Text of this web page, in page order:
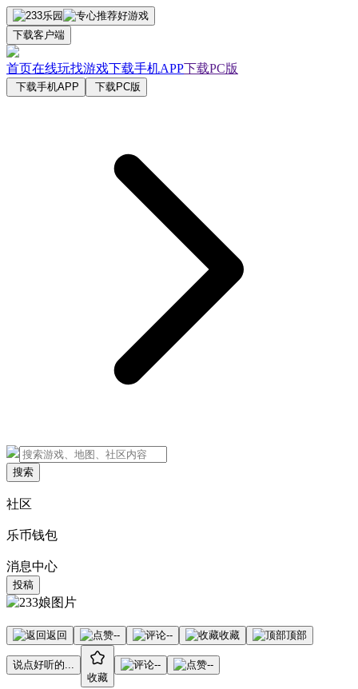
下载客户端
首页在线玩找游戏下载手机APP下载PC版
下载手机APP 下载PC版
搜索
社区
乐币钱包
消息中心
投稿
返回 -- -- 收藏 顶部
说点好听的...
收藏
-- --